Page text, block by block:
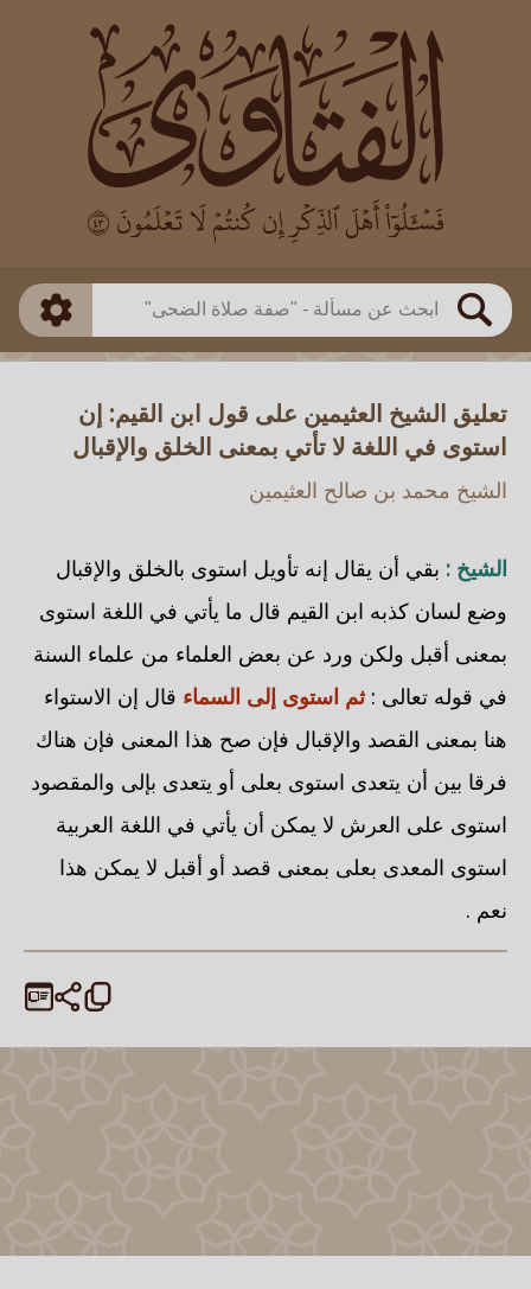
بحث
العالم
بن باز
بن العثيمين
اللجنة الدائمة
طريقة البحث
ذكي
تعليق الشيخ العثيمين على قول ابن القيم: إن
استوى في اللغة لا تأتي بمعنى الخلق والإقبال
الشيخ محمد بن صالح العثيمين
الشيخ : بقي أن يقال إنه تأويل استوى بالخلق والإقبال
وضع لسان كذبه ابن القيم قال ما يأتي في اللغة استوى
بمعنى أقبل ولكن ورد عن بعض العلماء من علماء السنة
في قوله تعالى :ثم استوى إلى السماء قال إن الاستواء
هنا بمعنى القصد والإقبال فإن صح هذا المعنى فإن هناك
فرقا بين أن يتعدى استوى بعلى أو يتعدى بإلى والمقصود
استوى على العرش لا يمكن أن يأتي في اللغة العربية
استوى المعدى بعلى بمعنى قصد أو أقبل لا يمكن هذا
نعم .